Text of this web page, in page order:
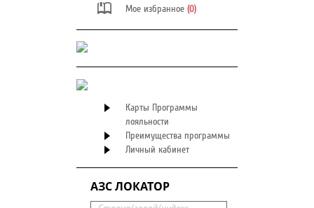
Мое избранное (0)
Карты Программы
лояльности
Преимущества программы
Личный кабинет
АЗС ЛОКАТОР